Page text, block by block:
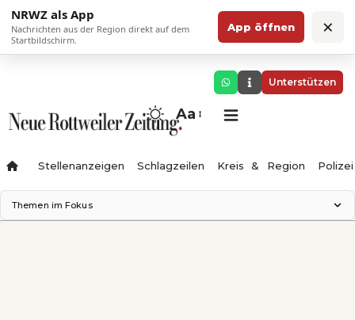
NRWZ als App
Nachrichten aus der Region direkt auf dem
Startbildschirm.
App öffnen ×
Unterstützen
Aa
Stellenanzeigen Schlagzeilen Kreis & Region Polizei
Themen im Fokus